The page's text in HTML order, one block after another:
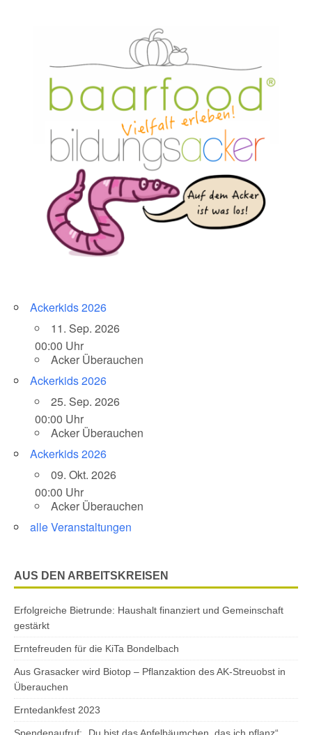
Ackerkids 2026
11. Sep. 2026
00:00 Uhr
Acker Überauchen
Ackerkids 2026
25. Sep. 2026
00:00 Uhr
Acker Überauchen
Ackerkids 2026
09. Okt. 2026
00:00 Uhr
Acker Überauchen
alle Veranstaltungen
AUS DEN ARBEITSKREISEN
Erfolgreiche Bietrunde: Haushalt finanziert und Gemeinschaft
gestärkt
Erntefreuden für die KiTa Bondelbach
Aus Grasacker wird Biotop – Pflanzaktion des AK-Streuobst in
Überauchen
Erntedankfest 2023